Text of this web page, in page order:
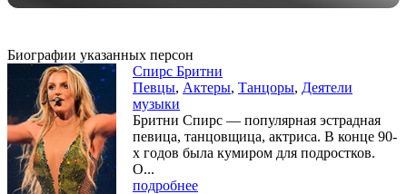
Биографии указанных персон
Спирс Бритни
Певцы, Актеры, Танцоры, Деятели
музыки
Бритни Спирс — популярная эстрадная
певица, танцовщица, актриса. В конце 90-
х годов была кумиром для подростков.
О...
подробнее